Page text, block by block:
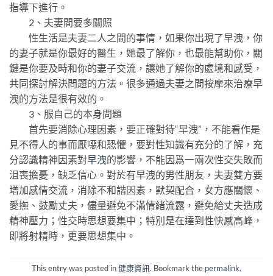
指導下進行。
2、夫妻間要多關照
性生活是夫妻二人之間的事情，如果你出現了早洩，你
的妻子就是你最好的醫生，她最了解你，也最能幫助你，關
鍵是你要及時和你的妻子交流，讓她了解你的處境和感受，
共同探討解決問題的方法。很多通過夫妻之間按摩來治療早
洩的方法是很有效的。
3、服自己的本身問題
首先要消除心理因素，要正確對待“早洩”，不能看作是
見不得人的事而厭噁和恐懼，要對性知識有充分的了解，充
分認識精神因素對早洩的影響，不能因爲一兩次性交失敗而
沮喪擔憂，缺乏信心。對於有早洩的男性朋友，夫妻雙方要
增加感情交流，消除不和諧因素，默契配合，女方應關懷、
愛撫、鼓勵丈夫，儘量避免不滿情緒流露，避免給丈夫造成
精神壓力；性交時思想要集中；特別是在達到性快感高峰，
即將射精時，更要思想集中。
This entry was posted in健康資訊. Bookmark the permalink.